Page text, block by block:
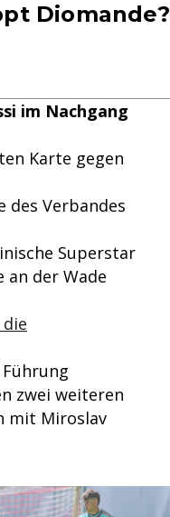
Diomande?
im Nachgang
Karte gegen
des Verbandes
Superstar
an der Wade
zwei weiteren
mit Miroslav